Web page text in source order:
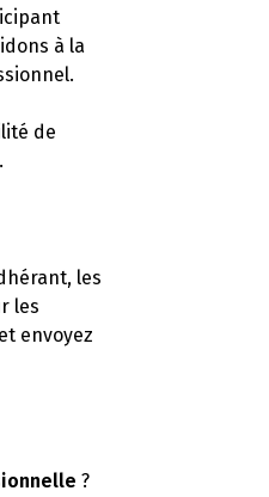
à la
de
les
les
et envoyez
?